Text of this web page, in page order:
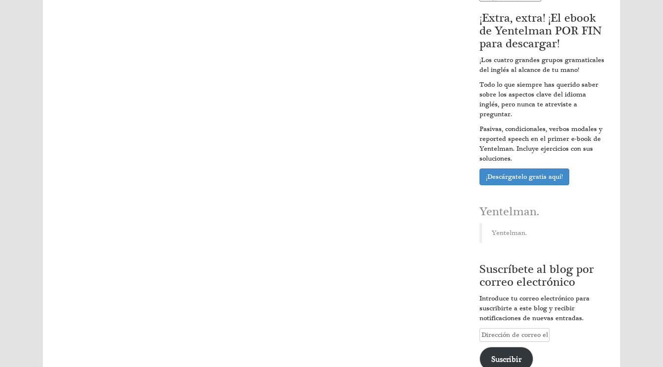
¡Extra, extra! ¡El ebook
de Yentelman POR FIN
para descargar!
¡Los cuatro grandes grupos gramaticales
del inglés al alcance de tu mano!
Todo lo que siempre has querido saber
sobre los aspectos clave del idioma
inglés, pero nunca te atreviste a
preguntar.
Pasivas, condicionales, verbos modales y
reported speech en el primer e-book de
Yentelman. Incluye ejercicios con sus
soluciones.
¡Descárgatelo gratis aquí!
Yentelman.
Yentelman.
Suscríbete al blog por
correo electrónico
Introduce tu correo electrónico para
suscribirte a este blog y recibir
notificaciones de nuevas entradas.
Dirección
de
correo
electrónico
Suscribir